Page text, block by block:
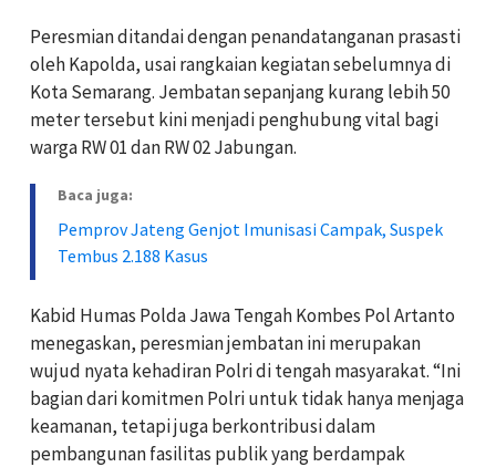
Peresmian ditandai dengan penandatanganan prasasti
oleh Kapolda, usai rangkaian kegiatan sebelumnya di
Kota Semarang. Jembatan sepanjang kurang lebih 50
meter tersebut kini menjadi penghubung vital bagi
warga RW 01 dan RW 02 Jabungan.
Baca juga:
Pemprov Jateng Genjot Imunisasi Campak, Suspek
Tembus 2.188 Kasus
Kabid Humas Polda Jawa Tengah Kombes Pol Artanto
menegaskan, peresmian jembatan ini merupakan
wujud nyata kehadiran Polri di tengah masyarakat. “Ini
bagian dari komitmen Polri untuk tidak hanya menjaga
keamanan, tetapi juga berkontribusi dalam
pembangunan fasilitas publik yang berdampak